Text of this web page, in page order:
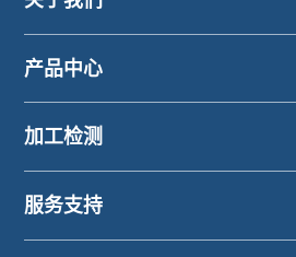
产品中心
加工检测
服务支持